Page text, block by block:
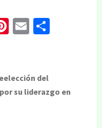
Pinterest
Email
del
su liderazgo en